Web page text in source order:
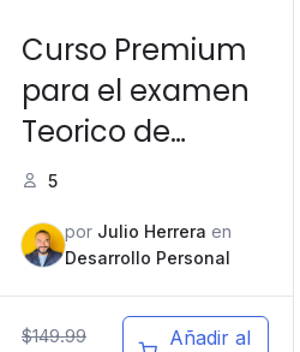
Curso Premium
para el examen
Teorico de
manejo en
Tennessee
5
por Julio Herrera en
Desarrollo Personal
$149.99
Añadir al